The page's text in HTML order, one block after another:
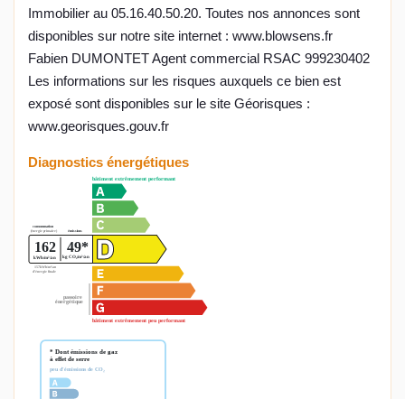
Immobilier au 05.16.40.50.20. Toutes nos annonces sont
disponibles sur notre site internet : www.blowsens.fr
Fabien DUMONTET Agent commercial RSAC 999230402
Les informations sur les risques auxquels ce bien est
exposé sont disponibles sur le site Géorisques :
www.georisques.gouv.fr
Diagnostics énergétiques